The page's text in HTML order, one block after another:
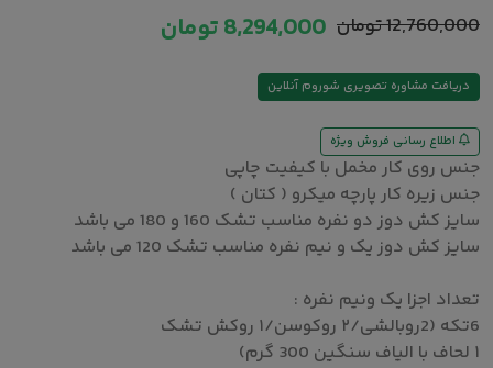
12,760,000تومان 8,294,000تومان
دریافت مشاوره تصویری شوروم آنلاین
اطلاع رسانی فروش ویژه
جنس روی کار مخمل با کیفیت چاپی
جنس زیره کار پارچه میکرو ( کتان )
سایز کش دوز دو نفره مناسب تشک 160 و 180 می باشد
سایز کش دوز یک و نیم نفره مناسب تشک 120 می باشد
تعداد اجزا یک ونیم نفره :
6تکه (2روبالشی/۲ روکوسن/۱ روکش تشک
۱ لحاف با الیاف سنگین 300 گرم)